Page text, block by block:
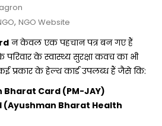
, NGO Website
न केवल एक पहचान पत्र बन गए हैं
के स्वास्थ्य सुरक्षा कवच का भी
प्रकार के हेल्थ कार्ड उपलब्ध हैं जैसे कि:
Bharat Card (PM-JAY)
(Ayushman Bharat Health